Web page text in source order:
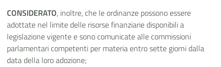
CONSIDERATO, inoltre, che le ordinanze possono essere
adottate nel limite delle risorse finanziarie disponibili a
legislazione vigente e sono comunicate alle commissioni
parlamentari competenti per materia entro sette giorni dalla
data della loro adozione;